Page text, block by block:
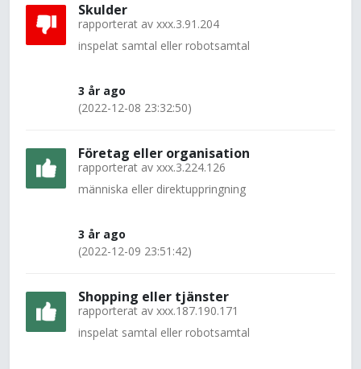
Skulder
rapporterat av xxx.3.91.204
inspelat samtal eller robotsamtal
3 år ago
(2022-12-08 23:32:50)
Företag eller organisation
rapporterat av xxx.3.224.126
människa eller direktuppringning
3 år ago
(2022-12-09 23:51:42)
Shopping eller tjänster
rapporterat av xxx.187.190.171
inspelat samtal eller robotsamtal